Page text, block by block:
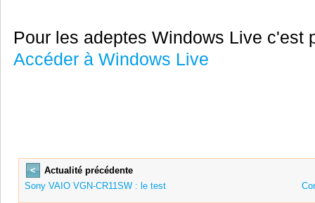
Pour les adeptes Windows Live c'est
Accéder à Windows Live
<
Actualité précédente
Sony VAIO VGN-CR11SW : le test